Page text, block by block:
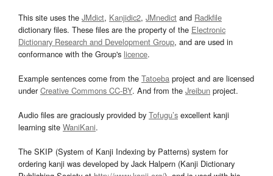
This site uses the JMdict, Kanjidic2, JMnedict and Radkfile
dictionary files. These files are the property of the Electronic
Dictionary Research and Development Group, and are used in
conformance with the Group's licence.
Example sentences come from the Tatoeba project and are licensed
underCreative Commons CC-BY. And from the Jreibun project.
Audio files are graciously provided by Tofugu’s excellent kanji
learning site WaniKani.
The SKIP (System of Kanji Indexing by Patterns) system for
ordering kanji was developed by Jack Halpern (Kanji Dictionary